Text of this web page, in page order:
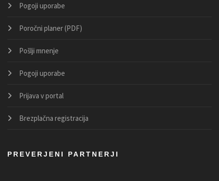
Pogoji uporabe
Poročni planer (PDF)
Pošlji mnenje
Pogoji uporabe
Prijava v portal
Brezplačna registracija
PREVERJENI PARTNERJI